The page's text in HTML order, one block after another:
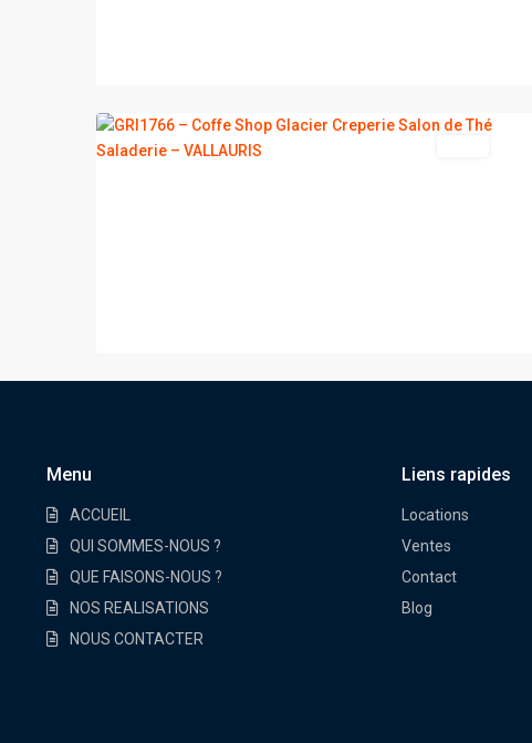
Menu
ACCUEIL
QUI SOMMES-NOUS ?
QUE FAISONS-NOUS ?
NOS REALISATIONS
NOUS CONTACTER
Liens rapides
Locations
Ventes
Contact
Blog